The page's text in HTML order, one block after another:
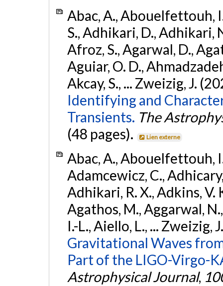
Abac, A., Abouelfettouh,
S., Adhikari, D., Adhikari,
Afroz, S., Agarwal, D.,
Aguiar, O. D.,
Akcay, S., ... Zweizig, J.
Identifying and
Transients. The
(48 pages).
Lien externe
Abac, A., Abouelfettouh,
Adamcewicz, C.,
Adhikari, R. X., Adkins, V.
Agathos, M., Aggarwal,
I.-L., Aiello, L., ... Zweizig,
Gravitational Waves
Part of the LIGO-Virgo-
Astrophysical Journal,